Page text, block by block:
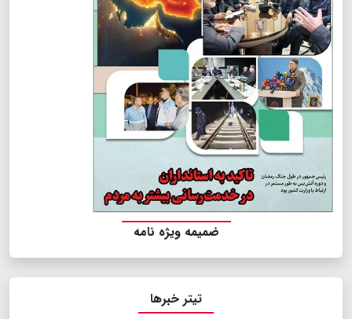
ضمیمه ویژه نامه
تیتر خبرها